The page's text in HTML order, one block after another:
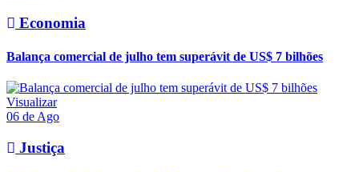
Economia
Balança comercial de julho tem superávit de US$ 7 bilhões
Visualizar
06 de Ago
Justiça